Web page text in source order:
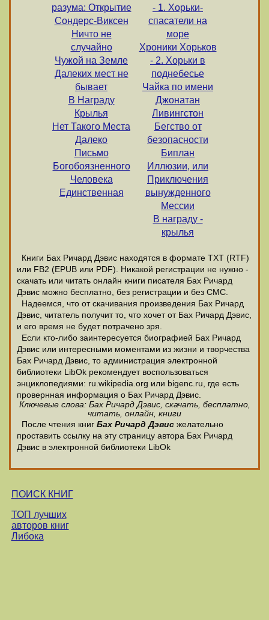
разума: Открытие
Сондерс-Виксен
Ничто не
случайно
Чужой на Земле
Далеких мест не
бывает
В Награду
Крылья
Нет Такого Места
Далеко
Письмо
Богобоязненного
Человека
Единственная
- 1. Хорьки-
спасатели на
море
Хроники Хорьков
- 2. Хорьки в
поднебесье
Чайка по имени
Джонатан
Ливингстон
Бегство от
безопасности
Биплан
Иллюзии, или
Приключения
вынужденного
Мессии
В награду -
крылья
Книги Бах Ричард Дэвис находятся в формате ТХТ (RTF)
или FB2 (EPUB или PDF). Никакой регистрации не нужно -
скачать или читать онлайн книги писателя Бах Ричард
Дэвис можно бесплатно, без регистрации и без СМС.
Надеемся, что от скачивания произведения Бах Ричард
Дэвис, читатель получит то, что хочет от Бах Ричард Дэвис,
и его время не будет потрачено зря.
Если кто-либо заинтересуется биографией Бах Ричард
Дэвис или интересными моментами из жизни и творчества
Бах Ричард Дэвис, то администрация электронной
библиотеки LibOk рекомендует воспользоваться
энциклопедиями: ru.wikipedia.org или bigenc.ru, где есть
провернная информация о Бах Ричард Дэвис.
Ключевые слова: Бах Ричард Дэвис, скачать, бесплатно,
читать, онлайн, книги
После чтения книг Бах Ричард Дэвис желательно
проставить ссылку на эту страницу автора Бах Ричард
Дэвис в электронной библиотеки LibOk
ПОИСК КНИГ
ТОП лучших
авторов книг
Либока